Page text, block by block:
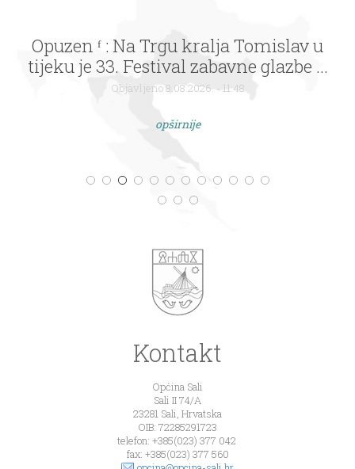
Opuzen ᶠ : Na Trgu kralja Tomislav u
tijeku je 33. Festival zabavne glazbe ...
Objavljeno 8.08.2026. - 11:48
opširnije
Kontakt
Općina Sali
Sali II 74/A
23281 Sali, Hrvatska
OIB: 72285291723
telefon: +385(023) 377 042
fax: +385(023) 377 560